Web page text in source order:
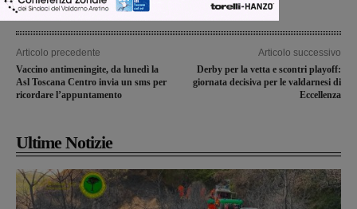
Articolo precedente
Vaccino antimeningite, da lunedì la
Asl Toscana Centro invia un sms per
ricordare l’appuntamento
Articolo successivo
Derby per la vetta e scontri playoff:
giornata decisiva per le valdarnesi di
Eccellenza
Ultime Notizie